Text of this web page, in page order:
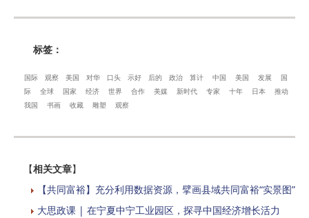
标签：
国际 观察 美国 对华 口头 示好 后的 政治 算计 中国 美国 发展
国
际
全球 国家 经济 世界 合作 美媒 新时代 专家 十年 日本
推动
我国
书画 收藏 雕塑 观察
【相关文章】
【共同富裕】充分利用数据资源，擘画县域共同富裕“实景图”
大思政课 | 在宁夏中宁工业园区，探寻中国经济增长活力